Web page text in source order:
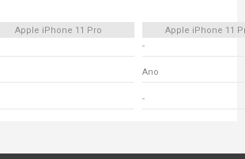
Apple iPhone 11 Pro
Apple iPhone 11
-
Ano
-